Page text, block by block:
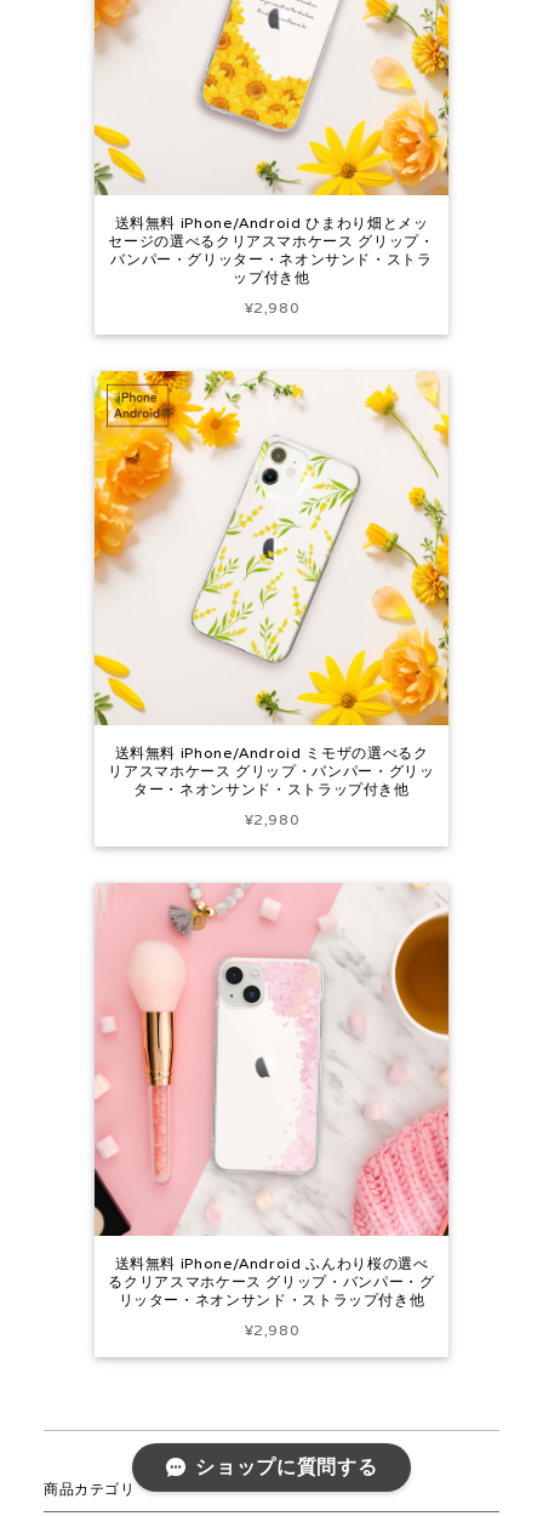
送料無料 iPhone/Android ひまわり畑とメッ
セージの選べるクリアスマホケース グリップ・
バンパー・グリッター・ネオンサンド・ストラ
ップ付き他
¥2,980
送料無料 iPhone/Android ミモザの選べるク
リアスマホケース グリップ・バンパー・グリッ
ター・ネオンサンド・ストラップ付き他
¥2,980
送料無料 iPhone/Android ふんわり桜の選べ
るクリアスマホケース グリップ・バンパー・グ
リッター・ネオンサンド・ストラップ付き他
¥2,980
商品カテゴリ
ショップに質問する